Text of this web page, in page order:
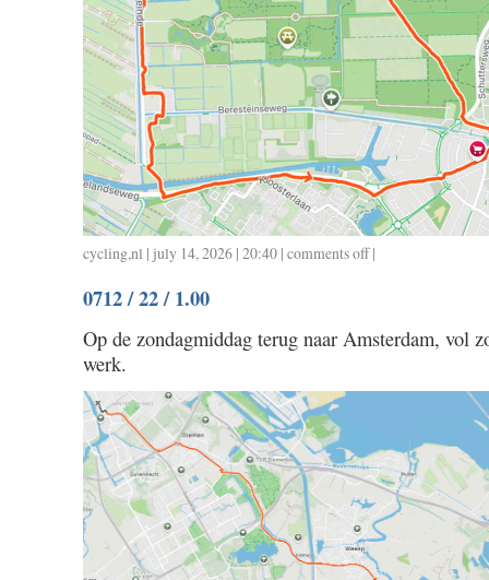
cycling,nl | july 14, 2026 | 20:40 | comments offon
/
0.50
|
0712 / 22 / 1.00
Op de zondagmiddag terug naar Amsterdam, vol
werk.